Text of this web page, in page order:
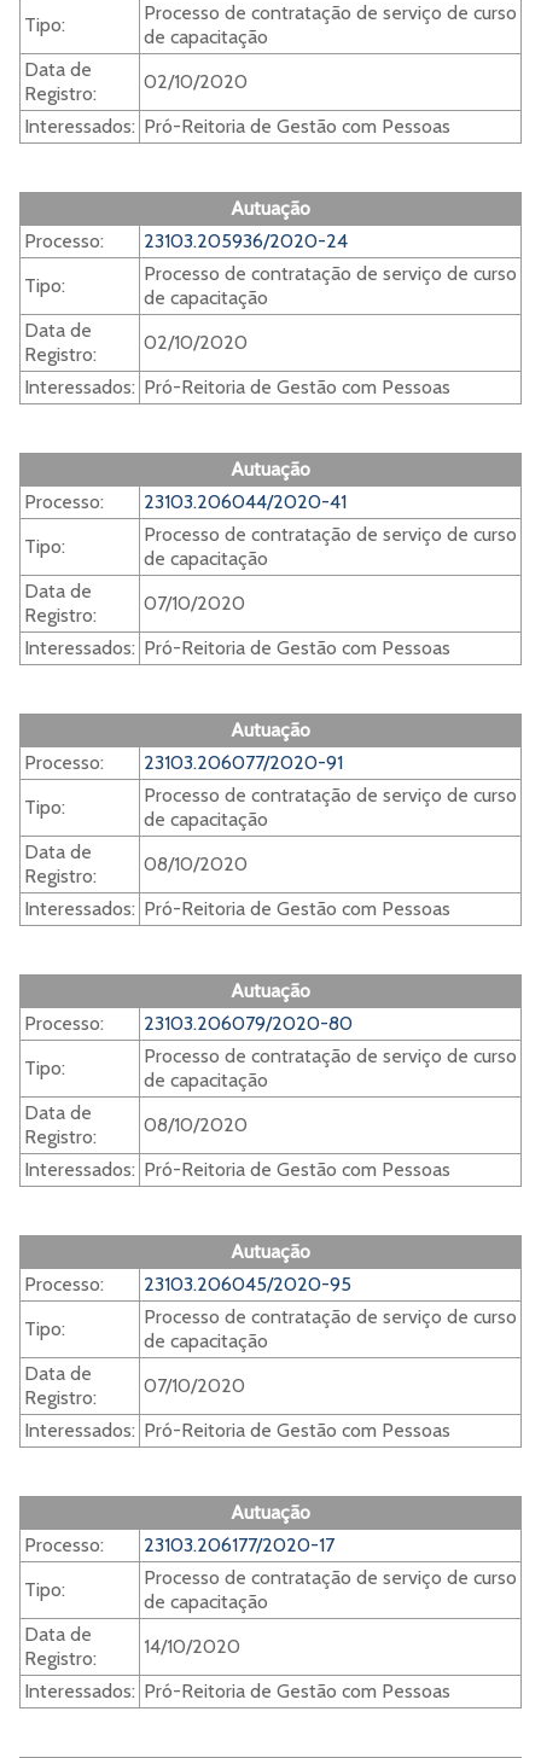
Tipo:
Processo de contratação de serviço de curso
de capacitação
Data de
Registro:
02/10/2020
Interessados: Pró-Reitoria de Gestão com Pessoas
Autuação
Processo:
23103.205936/2020-24
Tipo:
Processo de contratação de serviço de curso
de capacitação
Data de
Registro:
02/10/2020
Interessados: Pró-Reitoria de Gestão com Pessoas
Autuação
Processo:
23103.206044/2020-41
Tipo:
Processo de contratação de serviço de curso
de capacitação
Data de
Registro:
07/10/2020
Interessados: Pró-Reitoria de Gestão com Pessoas
Autuação
Processo:
23103.206077/2020-91
Tipo:
Processo de contratação de serviço de curso
de capacitação
Data de
Registro:
08/10/2020
Interessados: Pró-Reitoria de Gestão com Pessoas
Autuação
Processo:
23103.206079/2020-80
Tipo:
Processo de contratação de serviço de curso
de capacitação
Data de
Registro:
08/10/2020
Interessados: Pró-Reitoria de Gestão com Pessoas
Autuação
Processo:
23103.206045/2020-95
Tipo:
Processo de contratação de serviço de curso
de capacitação
Data de
Registro:
07/10/2020
Interessados: Pró-Reitoria de Gestão com Pessoas
Autuação
Processo:
23103.206177/2020-17
Tipo:
Processo de contratação de serviço de curso
de capacitação
Data de
Registro:
14/10/2020
Interessados: Pró-Reitoria de Gestão com Pessoas